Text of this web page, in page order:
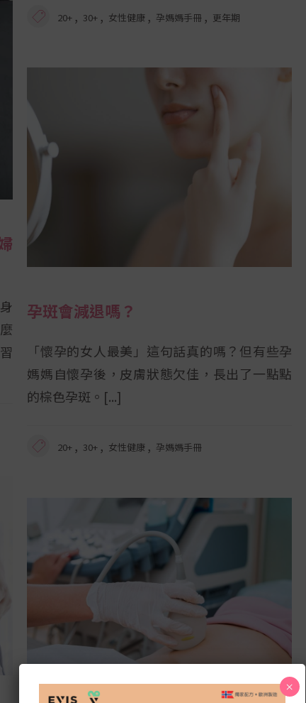
20+ , 30+ , 女性健康 , 孕媽媽手冊 , 更年期
孕斑會減退嗎？
「懷孕的女人最美」這句話真的嗎？但有些孕
媽媽自懷孕後，皮膚狀態欠佳，長出了一點點
的棕色孕斑。
20+ , 30+ , 女性健康 , 孕媽媽手冊
×